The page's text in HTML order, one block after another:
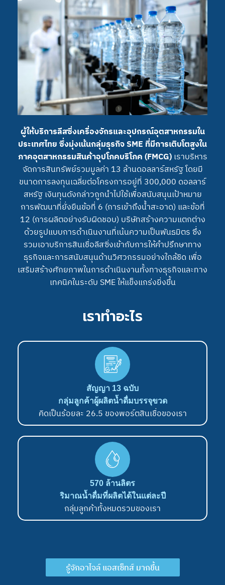
ผู้ให้บริการลีสซิ่งเครื่องจักรและอุปกรณ์อุตสาหกรรมใน
ประเทศไทย ซึ่งมุ่งเน้นกลุ่มธุรกิจ SME ที่มีการเติบโตสูงใน
ภาคอุตสาหกรรมสินค้าอุปโภคบริโภค (FMCG)เราบริหาร
จัดการสินทรัพย์รวมมูลค่า 13 ล้านดอลลาร์สหรัฐ โดยมี
ขนาดการลงทุนเฉลี่ยต่อโครงการอยู่ที่ 300,000 ดอลลาร์
สหรัฐ เงินทุนดังกล่าวถูกนำไปใช้เพื่อสนับสนุนเป้าหมาย
การพัฒนาที่ยั่งยืนข้อที่ 6 (การเข้าถึงน้ำสะอาด) และข้อที่
12 (การผลิตอย่างรับผิดชอบ) บริษัทสร้างความแตกต่าง
ด้วยรูปแบบการดำเนินงานที่เน้นความเป็นพันธมิตร ซึ่ง
รวมเอาบริการสินเชื่อลีสซิ่งเข้ากับการให้คำปรึกษาทาง
ธุรกิจและการสนับสนุนด้านวิศวกรรมอย่างใกล้ชิด เพื่อ
เสริมสร้างศักยภาพในการดำเนินงานทั้งทางธุรกิจและทาง
เทคนิคในระดับ SME ให้แข็งแกร่งยิ่งขึ้น
เราทำอะไร
สัญญา 13 ฉบับ
กลุ่มลูกค้าผู้ผลิตน้ำดื่มบรรจุขวด
คิดเป็นร้อยละ 26.5 ของพอร์ตสินเชื่อของเรา
570 ล้านลิตร
ริมาณน้ำดื่มที่ผลิตได้ในแต่ละปี
กลุ่มลูกค้าทั้งหมดรวมของเรา
รู้จักอาไจล์ แอสเซ็ทส์ มากขึ้น